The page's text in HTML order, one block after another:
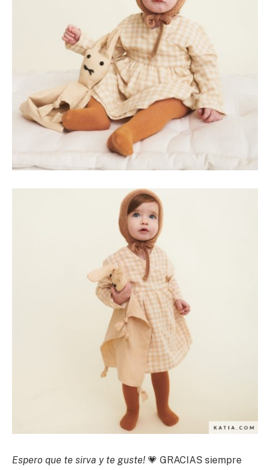
Espero que te sirva y te guste! 💗 GRACIAS siempre